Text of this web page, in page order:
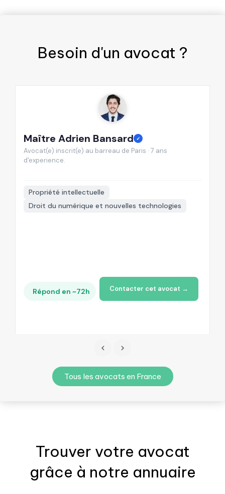
Besoin d'un avocat ?
Maître Adrien Bansard ✓
Avocat(e) inscrit(e) au barreau de Paris · 7 ans
d'experience.
Propriété intellectuelle
Droit du numérique et nouvelles technologies
Répond en ~72h Contacter cet avocat →
Tous les avocats en France
Trouver votre avocat
grâce à notre annuaire